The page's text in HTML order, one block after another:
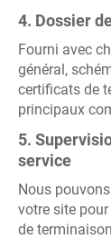
4. Dossier
Fourni avec
général,
certificats de
principaux
5.
service
Nous
votre site
de